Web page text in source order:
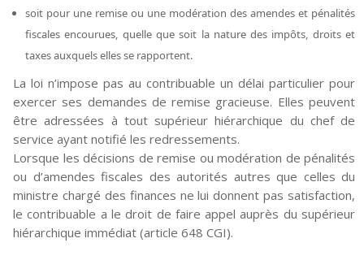
soit pour une remise ou une modération des amendes et pénalités
fiscales encourues, quelle que soit la nature des impôts, droits et
taxes auxquels elles se rapportent.
La loi n’impose pas au contribuable un délai particulier pour
exercer ses demandes de remise gracieuse. Elles peuvent
être adressées à tout supérieur hiérarchique du chef de
service ayant notifié les redressements.
Lorsque les décisions de remise ou modération de pénalités
ou d’amendes fiscales des autorités autres que celles du
ministre chargé des finances ne lui donnent pas satisfaction,
le contribuable a le droit de faire appel auprès du supérieur
hiérarchique immédiat (article 648 CGI).